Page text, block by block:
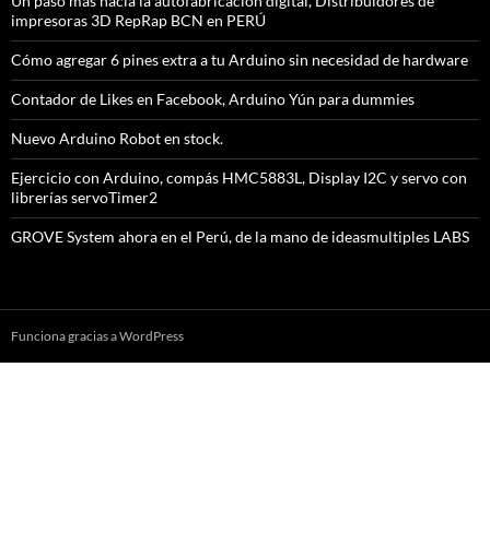
impresoras 3D RepRap BCN en PERÚ
Cómo agregar 6 pines extra a tu Arduino sin necesidad de hardware
Contador de Likes en Facebook, Arduino Yún para dummies
Nuevo Arduino Robot en stock.
Ejercicio con Arduino, compás HMC5883L, Display I2C y servo con
librerías servoTimer2
GROVE System ahora en el Perú, de la mano de ideasmultiples LABS
Funciona gracias a WordPress